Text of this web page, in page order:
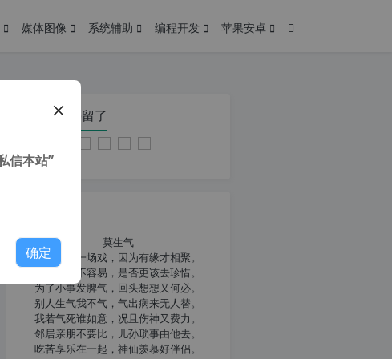
媒体图像 系统辅助 编程开发 苹果安卓
您在本页停留了
莫生气
人生就像一场戏，因为有缘才相聚。
相扶到老不容易，是否更该去珍惜。
为了小事发脾气，回头想想又何必。
别人生气我不气，气出病来无人替。
我若气死谁如意，况且伤神又费力。
邻居亲朋不要比，儿孙琐事由他去。
吃苦享乐在一起，神仙羡慕好伴侣。
信本站”
确定